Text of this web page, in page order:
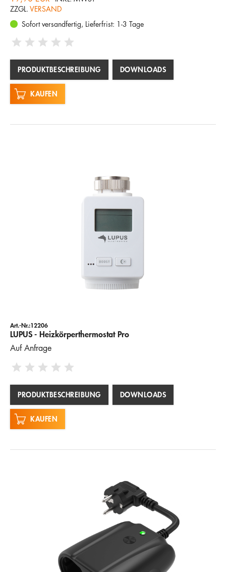
ZZGL. VERSAND
Sofort versandfertig, Lieferfrist: 1-3 Tage
PRODUKTBESCHREIBUNG DOWNLOADS
KAUFEN
Art.-Nr.:12206
LUPUS - Heizkörperthermostat Pro
Auf Anfrage
PRODUKTBESCHREIBUNG DOWNLOADS
KAUFEN